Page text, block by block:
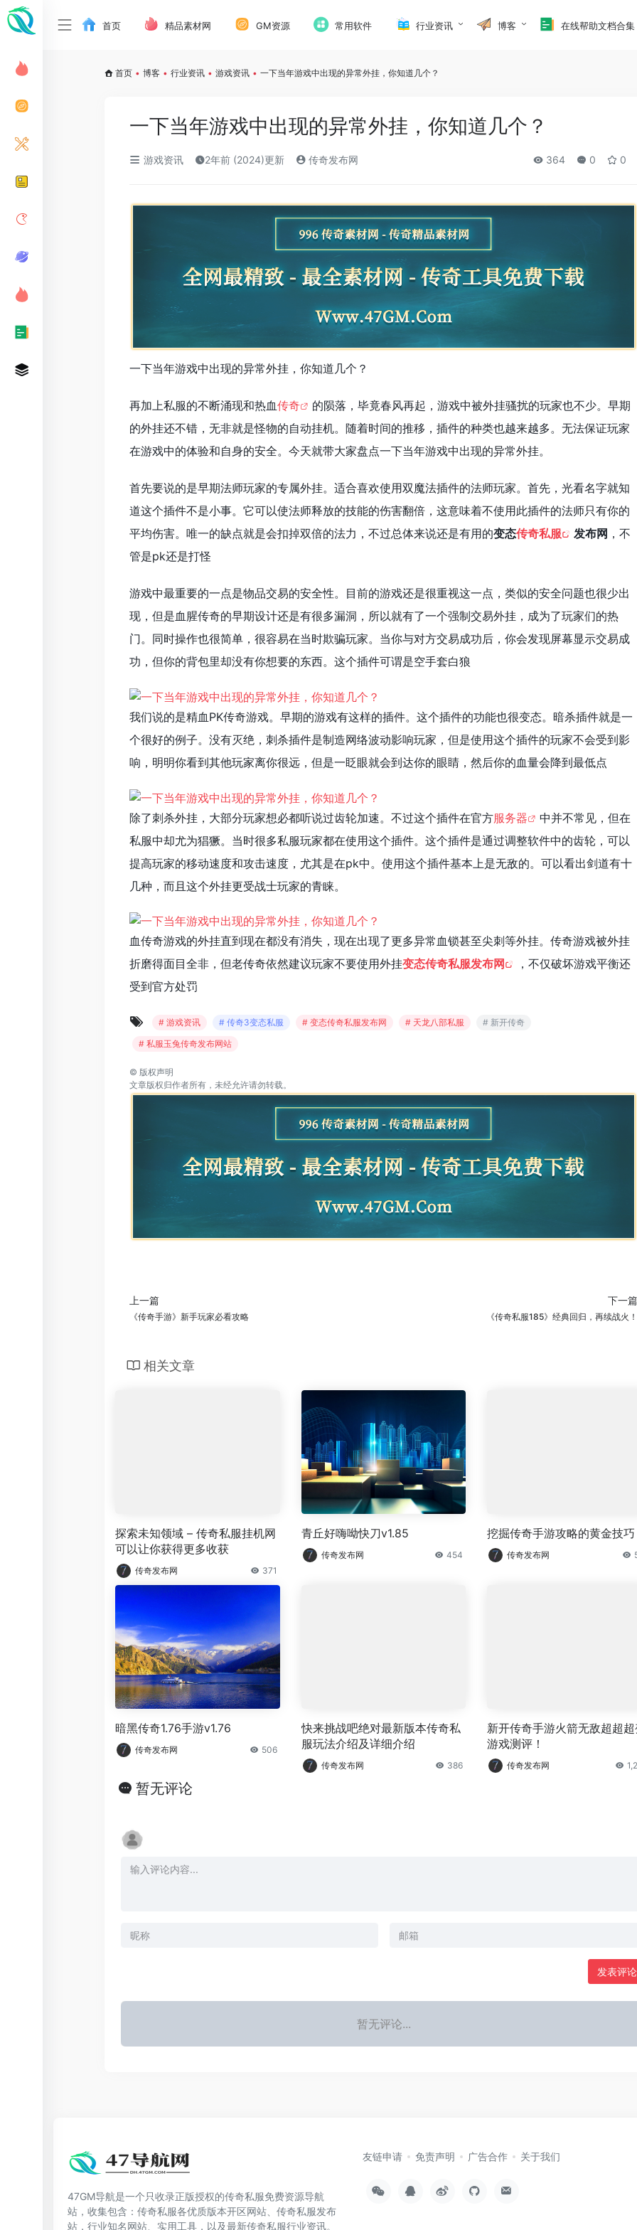
首页 精品素材网 GM资源 常用软件 行业资讯 博客 在线帮助文档合集
首页 • 博客 • 行业资讯 • 游戏资讯 • 一下当年游戏中出现的异常外挂，你知道几个？
一下当年游戏中出现的异常外挂，你知道几个？
游戏资讯 2年前 (2024)更新 传奇发布网 364 0 0
一下当年游戏中出现的异常外挂，你知道几个？
再加上私服的不断涌现和热血传奇
的陨落，毕竟春风再起，游戏中被外挂骚扰的玩家也不少。早期
的外挂还不错，无非就是怪物的自动挂机。随着时间的推移，插件的种类也越来越多。无法保证玩家
在游戏中的体验和自身的安全。今天就带大家盘点一下当年游戏中出现的异常外挂。
首先要说的是早期法师玩家的专属外挂。适合喜欢使用双魔法插件的法师玩家。首先，光看名字就知
道这个插件不是小事。它可以使法师释放的技能的伤害翻倍，这意味着不使用此插件的法师只有你的
平均伤害。唯一的缺点就是会扣掉双倍的法力，不过总体来说还是有用的变态传奇私服 发布网 ，不
管是pk还是打怪
游戏中最重要的一点是物​​品交易的安全性。目前的游戏还是很重视这一点，类似的安全问题也很少出
现，但是血腥传奇的早期设计还是有很多漏洞，所以就有了一个强制交易外挂，成为了玩家们的热
门。同时操作也很简单，很容易在当时欺骗玩家。当你与对方交易成功后，你会发现屏幕显示交易成
功，但你的背包里却没有你想要的东西。这个插件可谓是空手套白狼
我们说的是精血PK传奇游戏。早期的游戏有这样的插件。这个插件的功能也很变态。暗杀插件就是一
个很好的例子。没有灭绝，刺杀插件是制造网络波动影响玩家，但是使用这个插件的玩家不会受到影
响，明明你看到其他玩家离你很远，但是一眨眼就会到达你的眼睛，然后你的血量会降到最低点
除了刺杀外挂，大部分玩家想必都听说过齿轮加速。不过这个插件在官方服务器
中并不常见，但在
私服中却尤为猖獗。当时很多私服玩家都在使用这个插件。这个插件是通过调整软件中的齿轮，可以
提高玩家的移动速度和攻击速度，尤其是在pk中。使用这个插件基本上是无敌的。可以看出剑道有十
几种，而且这个外挂更受战士玩家的青睐。
血传奇游戏的外挂直到现在都没有消失，现在出现了更多异常血锁甚至尖刺等外挂。传奇游戏被外挂
折磨得面目全非，但老传奇依然建议玩家不要使用外挂变态传奇私服发布网
，不仅破坏游戏平衡还
受到官方处罚
# 游戏资讯 # 传奇3变态私服 # 变态传奇私服发布网 # 天龙八部私服
# 新开传奇
# 私服玉兔传奇发布网站
© 版权声明
文章版权归作者所有，未经允许请勿转载。
上一篇
《传奇手游》新手玩家必看攻略
下一篇
《传奇私服185》经典回归，再续战火！
相关文章
探索未知领域 – 传奇私服挂机网
可以让你获得更多收获
传奇发布网 371
青丘好嗨呦快刀v1.85
传奇发布网 454
挖掘传奇手游攻略的黄金技巧
传奇发布网
暗黑传奇1.76手游v1.76
传奇发布网 506
快来挑战吧绝对最新版本传奇私
服玩法介绍及详细介绍
传奇发布网 386
新开传奇手游火箭无敌超超
游戏测评！
传奇发布网
暂无评论
发表评论
暂无评论...
47GM导航是一个只收录正版授权的传奇私服免费资源导航
站，收集包含：传奇私服各优质版本开区网站、传奇私服发布
站，行业知名网站、实用工具，以及最新传奇私服行业资讯。
友链申请 免责声明 广告合作 关于我们